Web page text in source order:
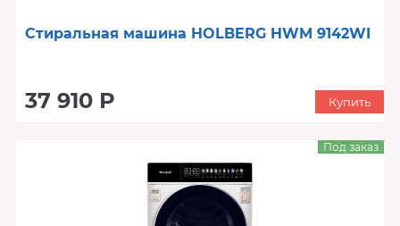
Стиральная машина HOLBERG HWM 9142WI
37 910 Р Купить
Под заказ